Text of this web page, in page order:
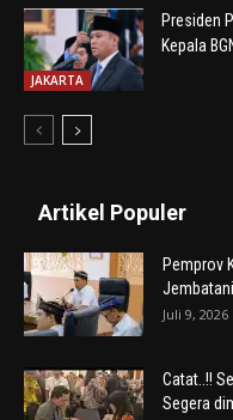
JAKARTA
Presiden
Kepala
Artikel Populer
Pemprov
Juli 9, 2026
Catat..!!
Segera